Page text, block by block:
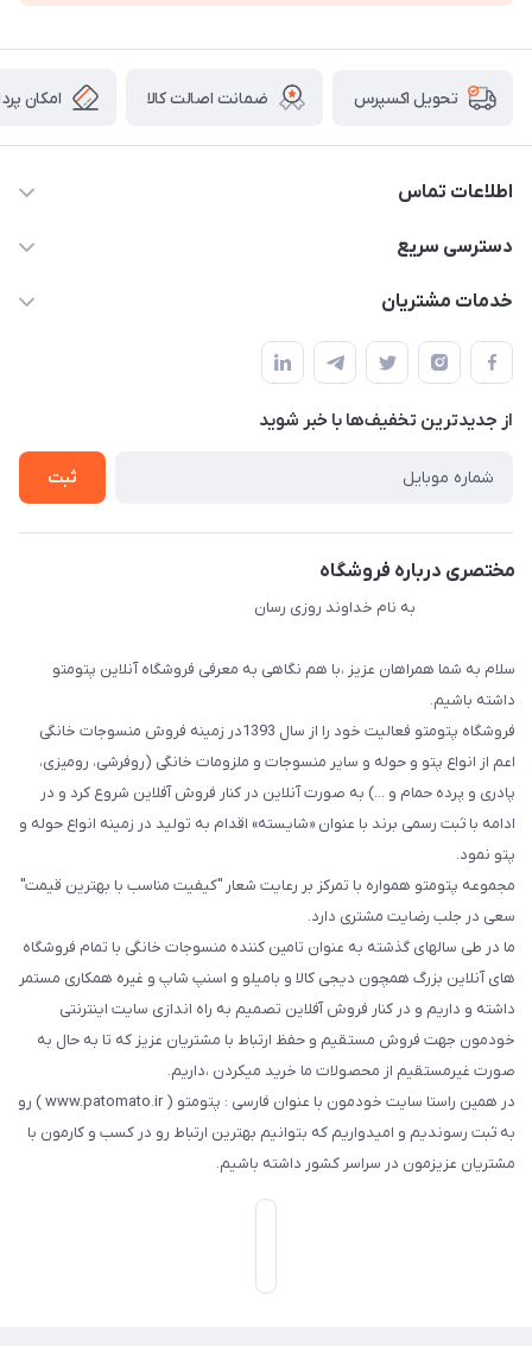
تحویل اکسپرس ضمانت اصالت کالا امکان
اطلاعات تماس
09034287359
دسترسی سریع
حساب کاربری
لیست محصولات
درباره ما
خدمات مشتریان
قوانین و مقررات
حریم خصوصی
راهنما
از جدید‌ترین تخفیف‌ها با‌ خبر شوید
ثبت
مختصری درباره فروشگاه
به نام خداوند روزی رسان
سلام به شما همراهان عزیز ،با هم نگاهی به معرفی فروشگاه آنلاین پتومتو
داشته باشیم.
فروشگاه پتومتو فعالیت خود را از سال 1393در زمینه فروش منسوجات خانگی
اعم از انواع پتو و حوله و سایر منسوجات و ملزومات خانگی (روفرشی، رومیزی،
پادری و پرده حمام و ...) به صورت آنلاین در کنار فروش آفلاین شروع کرد و در
ادامه با ثبت رسمی برند با عنوان «شایسته» اقدام به تولید در زمینه انواع حوله و
پتو نمود.
مجموعه پتومتو همواره با تمرکز بر رعایت شعار "کیفیت مناسب با بهترین قیمت"
سعی در جلب رضایت مشتری دارد.
ما در طی سالهای گذشته به عنوان تامین کننده منسوجات خانگی با تمام فروشگاه
های آنلاین بزرگ همچون دیجی کالا و بامیلو و اسنپ شاپ و غیره همکاری مستمر
داشته و داریم و در کنار فروش آفلاین تصمیم به راه اندازی سایت اینترنتی
خودمون جهت فروش مستقیم و حفظ ارتباط با مشتریان عزیز که تا به حال به
صورت غیرمستقیم از محصولات ما خرید میکردن ،داریم.
در همین راستا سایت خودمون با عنوان فارسی : پتومتو ( www.patomato.ir ) رو
به ثبت رسوندیم و امیدواریم که بتوانیم بهترین ارتباط رو در کسب و کارمون با
مشتریان عزیزمون در سراسر کشور داشته باشیم.